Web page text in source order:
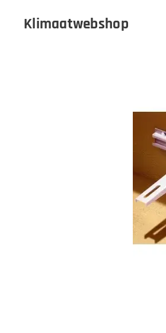
Klimaatwebshop